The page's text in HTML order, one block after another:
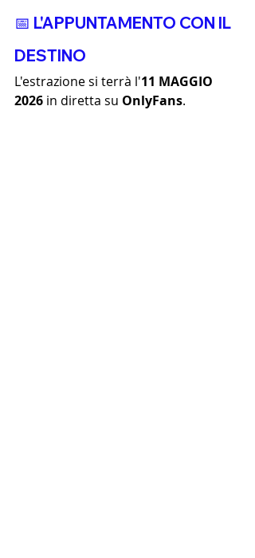
📅 L'APPUNTAMENTO CON IL
DESTINO
L'estrazione si terrà l'11 MAGGIO
2026 in diretta su OnlyFans.